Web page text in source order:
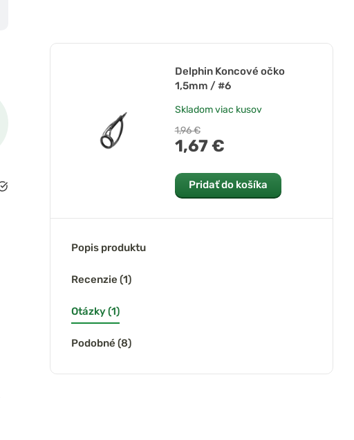
Delphin Koncové očko
1,5mm / #6
Skladomviac kusov
1,96 €
1,67 €
Pridať do košíka
Popis produktu
Recenzie (1)
Otázky (1)
Podobné (8)